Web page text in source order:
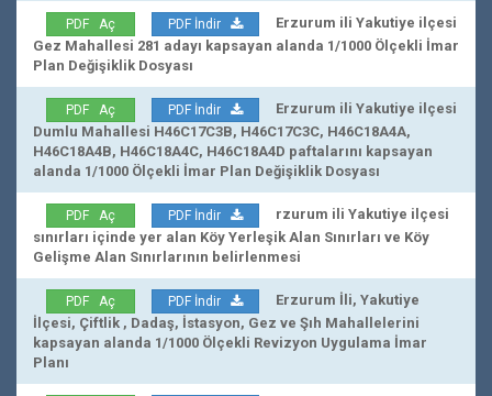
PDF Aç PDF İndir
Erzurum ili Yakutiye ilçesi
Gez Mahallesi 281 adayı kapsayan alanda 1/1000 Ölçekli İmar
Plan Değişiklik Dosyası
PDF Aç PDF İndir
Erzurum ili Yakutiye ilçesi
Dumlu Mahallesi H46C17C3B, H46C17C3C, H46C18A4A,
H46C18A4B, H46C18A4C, H46C18A4D paftalarını kapsayan
alanda 1/1000 Ölçekli İmar Plan Değişiklik Dosyası
PDF Aç PDF İndir
rzurum ili Yakutiye ilçesi
sınırları içinde yer alan Köy Yerleşik Alan Sınırları ve Köy
Gelişme Alan Sınırlarının belirlenmesi
PDF Aç PDF İndir
Erzurum İli, Yakutiye
İlçesi, Çiftlik , Dadaş, İstasyon, Gez ve Şıh Mahallelerini
kapsayan alanda 1/1000 Ölçekli Revizyon Uygulama İmar
Planı